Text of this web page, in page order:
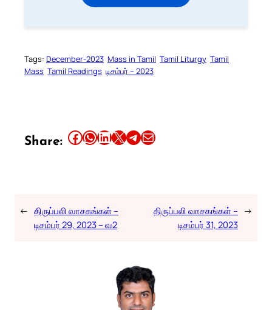
Tags: December-2023 Mass in Tamil Tamil Liturgy Tamil
Mass Tamil Readings டிசம்பர் – 2023
Share: Share this article on Facebook Share this article on WhatsApp Share this article on LinkedIn Share this article on X Share this article on TelegramEmail this Article
← திருப்பலி வாசகங்கள் –
டிசம்பர் 29, 2023 – வ2
திருப்பலி வாசகங்கள் –
டிசம்பர் 31, 2023
→